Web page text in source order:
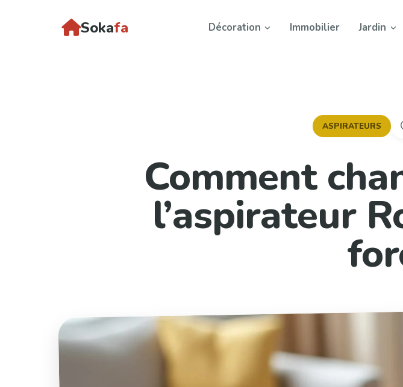
Sokafa Décoration Immobilier Jardin
ASPIRATEURS
Comment
l’aspirateur